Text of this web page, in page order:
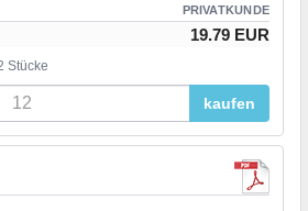
PRIVATKUNDE
19.79 EUR
Stücke
kaufen